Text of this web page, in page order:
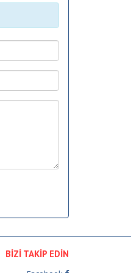
BİZİ TAKİP EDİN